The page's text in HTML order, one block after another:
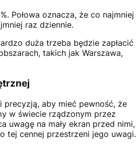
Połowa oznacza, że co najmniej
raz dziennie.
duża trzeba będzie zapłacić
takich jak Warszawa,
aby mieć pewność, że
w świecie rządzonym przez
uwagę na mały ekran przed nimi,
tej cennej przestrzeni jego uwagi.